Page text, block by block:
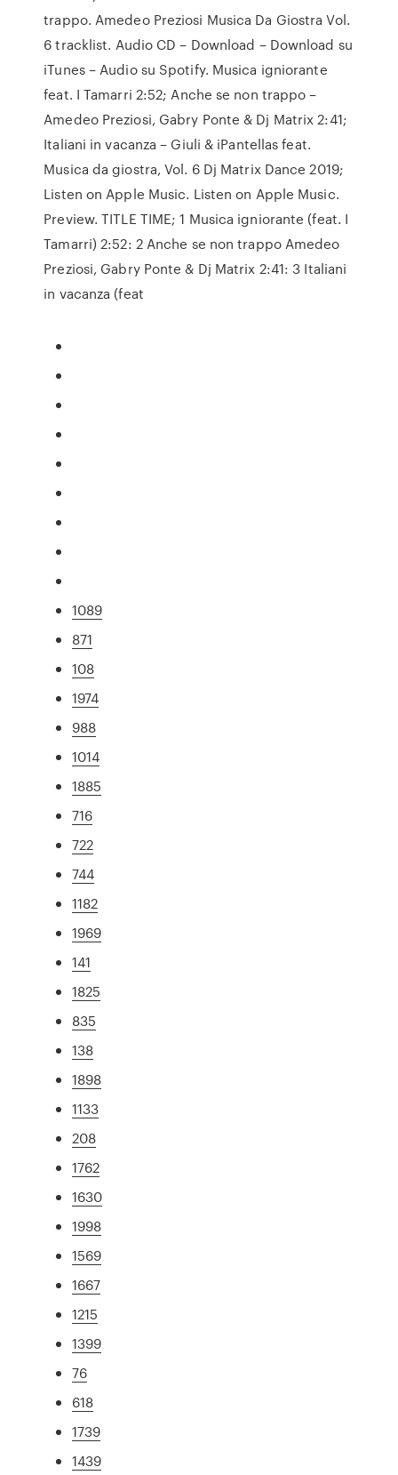
trappo. Amedeo Preziosi Musica Da Giostra Vol.
6 tracklist. Audio CD – Download – Download su
iTunes – Audio su Spotify. Musica igniorante
feat. I Tamarri 2:52; Anche se non trappo –
Amedeo Preziosi, Gabry Ponte & Dj Matrix 2:41;
Italiani in vacanza – Giuli & iPantellas feat.
Musica da giostra, Vol. 6 Dj Matrix Dance 2019;
Listen on Apple Music. Listen on Apple Music.
Preview. TITLE TIME; 1 Musica igniorante (feat. I
Tamarri) 2:52: 2 Anche se non trappo Amedeo
Preziosi, Gabry Ponte & Dj Matrix 2:41: 3 Italiani
in vacanza (feat
1089
871
108
1974
988
1014
1885
716
722
744
1182
1969
141
1825
835
138
1898
1133
208
1762
1630
1998
1569
1667
1215
1399
76
618
1739
1439